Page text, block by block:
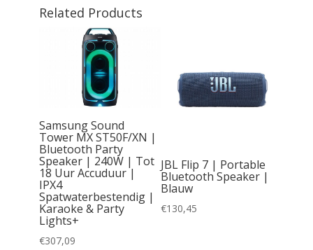
Related Products
Samsung Sound
Tower MX ST50F/XN |
Bluetooth Party
Speaker | 240W | Tot
18 Uur Accuduur |
IPX4
Spatwaterbestendig |
Karaoke & Party
Lights+
€307,09
JBL Flip 7 | Portable
Bluetooth Speaker |
Blauw
€130,45